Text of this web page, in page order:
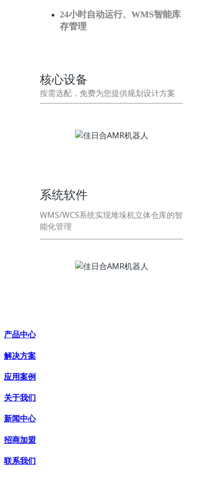
24小时自动运行、WMS智能库
存管理
核心设备
按需选配，免费为您提供规划设计方案
系统软件
WMS/WCS系统实现堆垛机立体仓库的智
能化管理
产品中心
解决方案
应用案例
关于我们
新闻中心
招商加盟
联系我们